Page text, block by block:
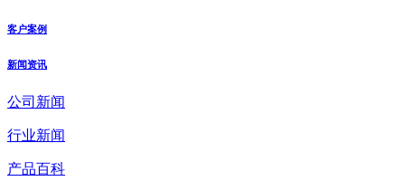
客户案例
新闻资讯
公司新闻
行业新闻
产品百科